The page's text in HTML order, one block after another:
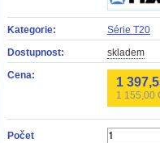
Kategorie:
Série T20
Dostupnost:
skladem
Cena:
1
1 155,00
Počet